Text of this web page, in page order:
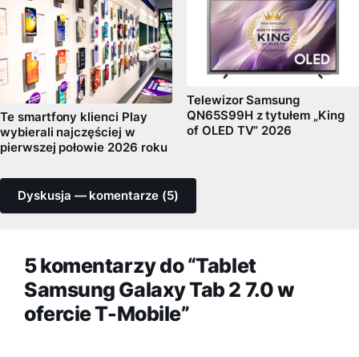
Te smartfony klienci Play
wybierali najczęściej w
pierwszej połowie 2026 roku
Telewizor Samsung
QN65S99H z tytułem „King
of OLED TV” 2026
Dyskusja — komentarze (5)
5 komentarzy do “Tablet
Samsung Galaxy Tab 2 7.0 w
ofercie T-Mobile”